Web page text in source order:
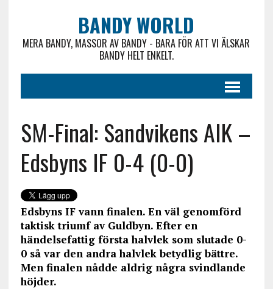
BANDY WORLD
MERA BANDY, MASSOR AV BANDY - BARA FÖR ATT VI ÄLSKAR
BANDY HELT ENKELT.
SM-Final: Sandvikens AIK –
Edsbyns IF 0-4 (0-0)
Edsbyns IF vann finalen. En väl genomförd
taktisk triumf av Guldbyn. Efter en
händelsefattig första halvlek som slutade 0-
0 så var den andra halvlek betydlig bättre.
Men finalen nådde aldrig några svindlande
höjder.